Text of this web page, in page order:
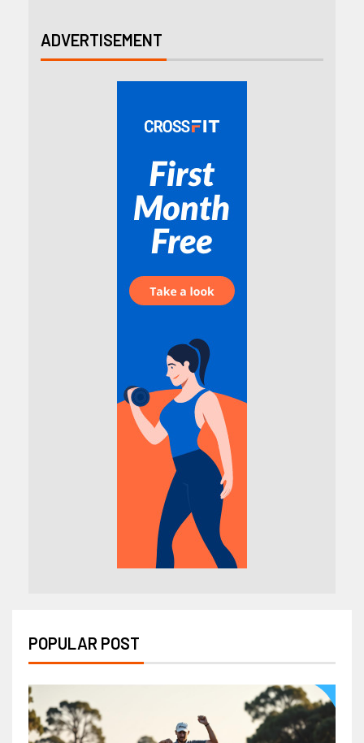
ADVERTISEMENT
POPULAR POST